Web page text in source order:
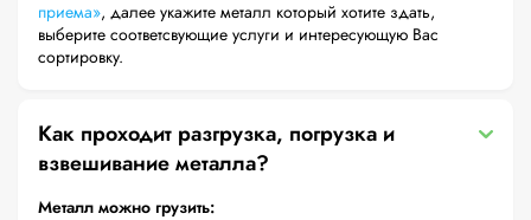
приема», далее укажите металл который хотите здать,
выберите соответсвующие услуги и интересующую Вас
сортировку.
Как проходит разгрузка, погрузка и
взвешивание металла?
Металл можно грузить: